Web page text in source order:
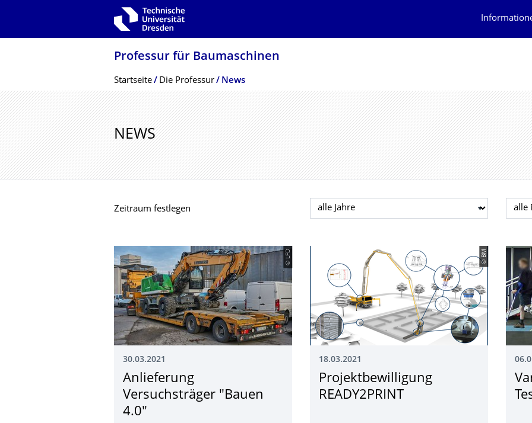
Zur Hauptnavigation springen
Professur für Baumaschinen
Breadcrumb-Menü
Startseite Die Professur News
NEWS
Zeitraum festlegen Jahr auswählen
© LFD
30.03.2021
Anlieferung
Versuchsträger "Bauen
4.0"
© BM
18.03.2021
Projektbewilligung
READY2PRINT